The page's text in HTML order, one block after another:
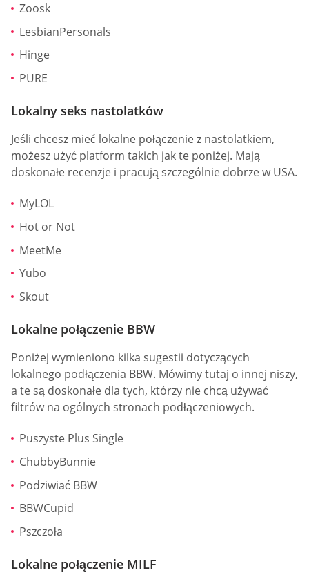
Zoosk
LesbianPersonals
Hinge
PURE
Lokalny seks nastolatków
Jeśli chcesz mieć lokalne połączenie z nastolatkiem,
możesz użyć platform takich jak te poniżej. Mają
doskonałe recenzje i pracują szczególnie dobrze w USA.
MyLOL
Hot or Not
MeetMe
Yubo
Skout
Lokalne połączenie BBW
Poniżej wymieniono kilka sugestii dotyczących
lokalnego podłączenia BBW. Mówimy tutaj o innej niszy,
a te są doskonałe dla tych, którzy nie chcą używać
filtrów na ogólnych stronach podłączeniowych.
Puszyste Plus Single
ChubbyBunnie
Podziwiać BBW
BBWCupid
Pszczoła
Lokalne połączenie MILF